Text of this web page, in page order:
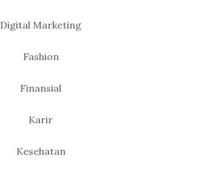
Digital Marketing
Fashion
Finansial
Karir
Kesehatan